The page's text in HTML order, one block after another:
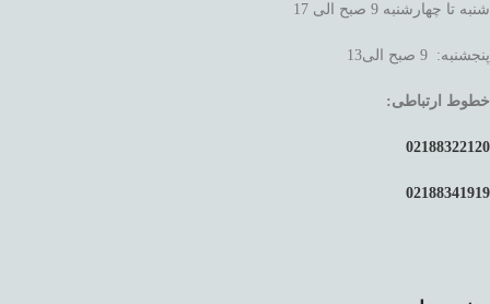
شنبه تا چهارشنبه 9 صبح الی 17
پنجشنبه: 9 صبح الی13
خطوط ارتباطی:
02188322120
02188341919